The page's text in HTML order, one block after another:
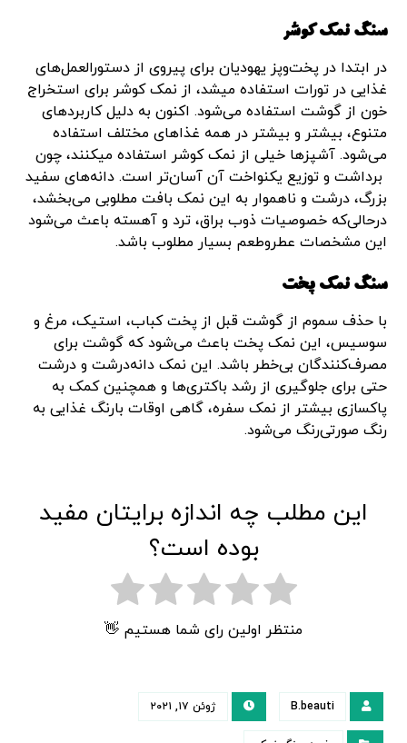
سنگ نمک کوشر
در ابتدا در پخت‌وپز یهودیان برای پیروی از دستورالعمل‌های
غذایی در تورات استفاده میشد، از نمک کوشر برای استخراج
خون از گوشت استفاده می‌شود. اکنون به دلیل کاربردهای
متنوع، بیشتر و بیشتر در همه غذاهای مختلف استفاده
می‌شود. آشپزها خیلی از نمک کوشر استفاده میکنند، چون
برداشت و توزیع یکنواخت آن آسان‌تر است. دانه‌های سفید
بزرگ، درشت و ناهموار به این نمک بافت مطلوبی می‌بخشد،
درحالی‌که خصوصیات ذوب براق، ترد و آهسته باعث می‌شود
این مشخصات عطروطعم بسیار مطلوب باشد.
سنگ نمک پخت
با حذف سموم از گوشت قبل از پخت کباب، استیک، مرغ و
سوسیس، این نمک پخت باعث می‌شود که گوشت برای
مصرف‌کنندگان بی‌خطر باشد. این نمک دانه‌درشت و درشت
حتی برای جلوگیری از رشد باکتری‌ها و همچنین کمک به
پاکسازی بیشتر از نمک سفره، گاهی اوقات بارنگ غذایی به
رنگ صورتی‌رنگ می‌شود.
این مطلب چه اندازه برایتان مفید
بوده است؟
منتظر اولین رای شما هستیم 👋
B.beauti ژوئن ۱۷, ۲۰۲۱